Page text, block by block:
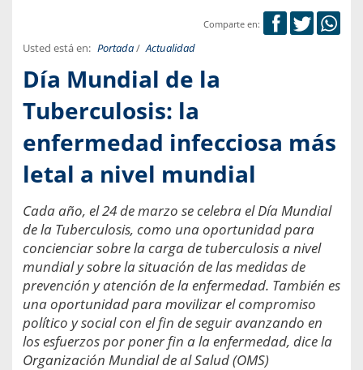
Comparte en:
Usted está en: Portada/ Actualidad
Día Mundial de la
Tuberculosis: la
enfermedad infecciosa más
letal a nivel mundial
Cada año, el 24 de marzo se celebra el Día Mundial
de la Tuberculosis, como una oportunidad para
concienciar sobre la carga de tuberculosis a nivel
mundial y sobre la situación de las medidas de
prevención y atención de la enfermedad. También es
una oportunidad para movilizar el compromiso
político y social con el fin de seguir avanzando en
los esfuerzos por poner fin a la enfermedad, dice la
Organización Mundial de al Salud (OMS)